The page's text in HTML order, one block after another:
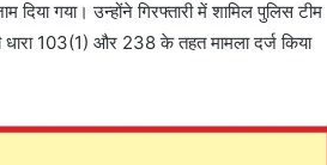
गया। उन्होंने गिरफ्तारी में शामिल पुलिस टीम
103(1) और 238 के तहत मामला दर्ज किया